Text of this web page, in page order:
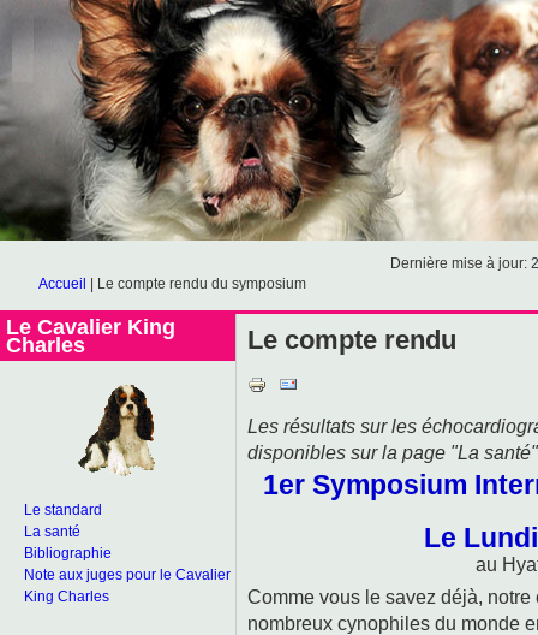
Accueil Le compte rendu du symposium
Dernière mise à jour:
Le Cavalier King
Charles
Le standard
La santé
Bibliographie
Note aux juges pour le Cavalier
King Charles
Le compte rendu
Les résultats sur les
disponibles sur la page "La
1er Symposium
Le
au
Comme vous le savez déjà,
nombreux cynophiles du monde